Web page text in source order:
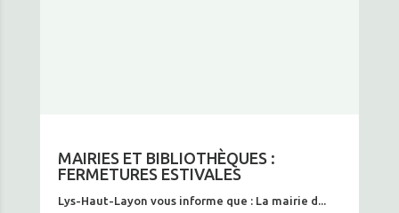
MAIRIES ET BIBLIOTHÈQUES :
FERMETURES ESTIVALES
Lys-Haut-Layon vous informe que : La mairie d...